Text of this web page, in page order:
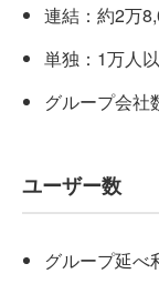
連結：約2万
単独：1万人
グループ会社
ユーザー数
グループ延べ